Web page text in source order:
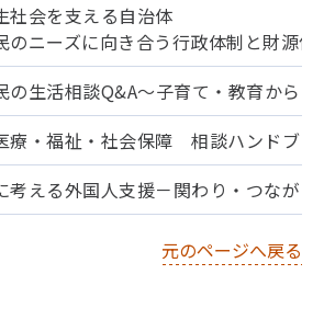
社会を支える自治体
のニーズに向き合う行政体制と財源保
の生活相談Q&A～子育て・教育から
療・福祉・社会保障 相談ハンドブッ
考える外国人支援－関わり・つなが
元のページへ戻る